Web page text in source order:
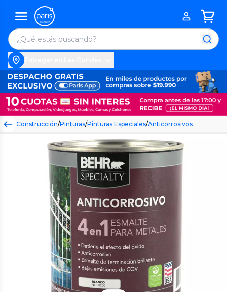
Construcción/Pinturas/Pinturas Especiales/Anticorrosivos